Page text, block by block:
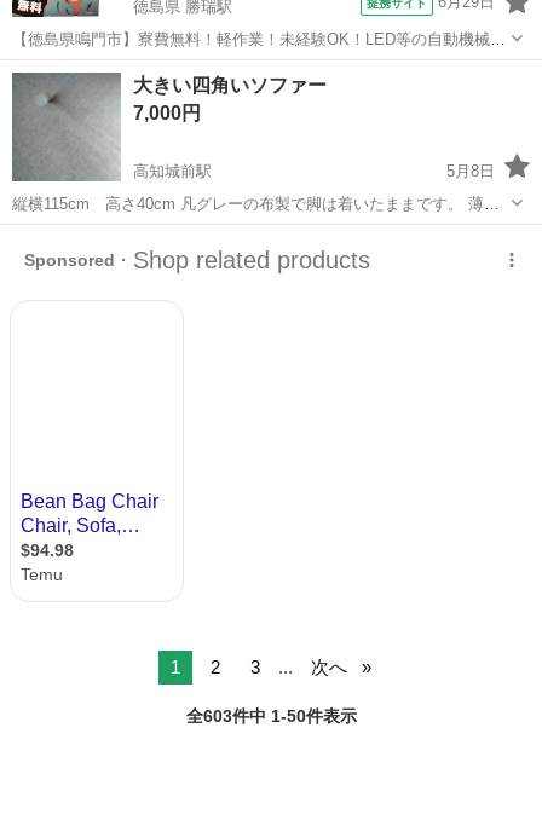
徳島県 勝瑞駅 提携サイト
【徳島県鳴門市】寮費無料！軽作業！未経験OK！LED等の自動機械加
工・検査・梱包・データ入力《お仕事No.NS0560》 お仕事について ス
マートフォンやパソコン、車などに使われるLED等の電子部品の製造
とそれに付帯する作...
徳島 鳴門市 勝瑞駅
大きい四角いソファー
7,000円
高知城前駅
5月8日
縦横115cm 高さ40cm 凡グレーの布製で脚は着いたままです。 薄い
シミ（おそらく飲み物）が（写真1）あります。シーツを着けて使用し
ていました。
1 2 3 ... 次へ
全603件中 1-50件表示